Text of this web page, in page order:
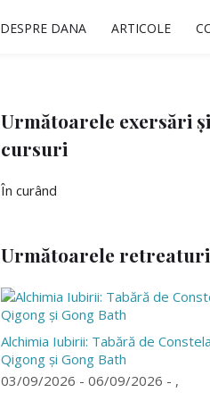
DESPRE DANA ARTICOLE
Următoarele exersări și
cursuri
În curând
Următoarele retreaturi
Alchimia Iubirii: Tabără de
Qigong și Gong Bath
03/09/2026 - 06/09/2026 - ,